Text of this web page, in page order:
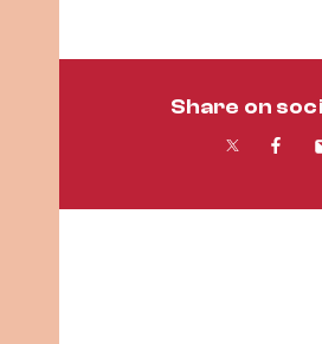
Share on